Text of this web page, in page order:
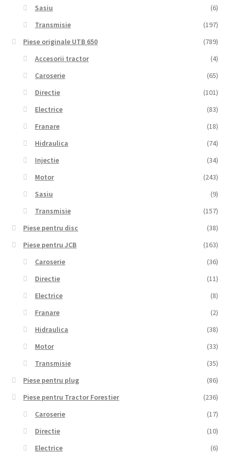
Sasiu
(6)
Transmisie
(197)
Piese originale UTB 650
(789)
Accesorii tractor
(4)
Caroserie
(65)
Directie
(101)
Electrice
(83)
Franare
(18)
Hidraulica
(74)
Injectie
(34)
Motor
(243)
Sasiu
(9)
Transmisie
(157)
Piese pentru disc
(38)
Piese pentru JCB
(163)
Caroserie
(36)
Directie
(11)
Electrice
(8)
Franare
(2)
Hidraulica
(38)
Motor
(33)
Transmisie
(35)
Piese pentru plug
(86)
Piese pentru Tractor Forestier
(236)
Caroserie
(17)
Directie
(10)
Electrice
(6)